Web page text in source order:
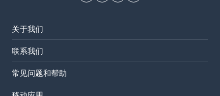
关于我们
联系我们
常见问题和帮助